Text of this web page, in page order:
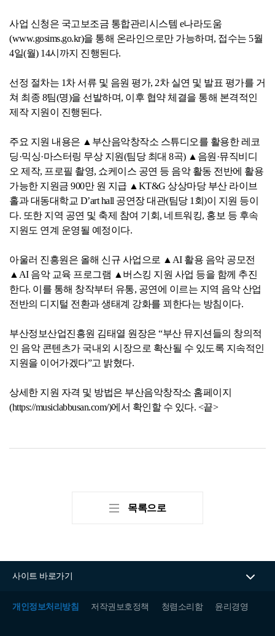
사업안내 추진사업 입주시설안내
자료실 홍보자료 정기간행물
BIPA소개 인사말 설립목적/연혁
사업 신청은 국고보조금 통합관리시스템 e나라도움
(www.gosims.go.kr)을 통해 온라인으로만 가능하며, 접수는 5월
4일(월) 14시까지 진행된다.
선정 절차는 1차 서류 및 음원 평가, 2차 실연 및 발표 평가를 거
쳐 최종 8팀(명)을 선발하며, 이후 협약 체결을 통해 본격적인
제작 지원이 진행된다.
주요 지원 내용은 ▲부산음악창작소 스튜디오를 활용한 레코
딩·믹싱·마스터링 무상 지원(팀당 최대 8곡) ▲음원·뮤직비디
오 제작, 프로필 촬영, 쇼케이스 공연 등 음악 활동 전반에 활용
가능한 지원금 900만 원 지급 ▲KT&G 상상마당 부산 라이브
홀과 대동대학교 D’art hall 공연장 대관(팀당 1회)이 지원 등이
다. 또한 지역 공연 및 축제 참여 기회, 네트워킹, 홍보 등 후속
지원도 연계 운영될 예정이다.
아울러 진흥원은 올해 신규 사업으로 ▲AI 활용 음악 공모전
▲AI 음악 교육 프로그램 ▲버스킹 지원 사업 등을 함께 추진
한다. 이를 통해 창작부터 유통, 공연에 이르는 지역 음악 산업
전반의 디지털 전환과 생태계 강화를 꾀한다는 방침이다.
부산정보산업진흥원 김태열 원장은 “부산 뮤지션들의 창의적
인 음악 콘텐츠가 국내외 시장으로 확산될 수 있도록 지속적인
지원을 이어가겠다”고 밝혔다.
상세한 지원 자격 및 방법은 부산음악창작소 홈페이지
(https://musiclabbusan.com/)에서 확인할 수 있다. <끝>
목록으로
개인정보처리방침 저작권보호정책 청렴소리함 윤리경영
사이트 바로가기